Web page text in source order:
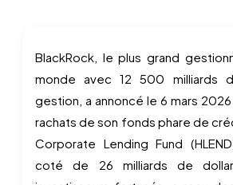
BlackRock, le plus grand gestionnaire d'actifs au
monde avec 12 500 milliards
gestion, a annoncé le 6 mars
rachats de son fonds phare de
Corporate Lending Fund
coté de 26 milliards de